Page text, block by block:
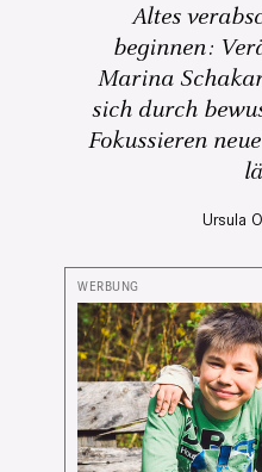
Altes
beginnen:
Marina
sich durch
Fokussieren
Ursula